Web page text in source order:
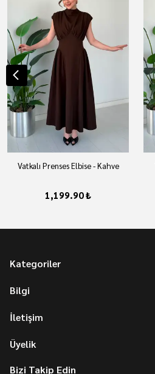
Vatkalı Prenses Elbise - Kahve
1,199.90 ₺
Kategoriler
Bilgi
İletişim
Üyelik
Bizi Takip Edin